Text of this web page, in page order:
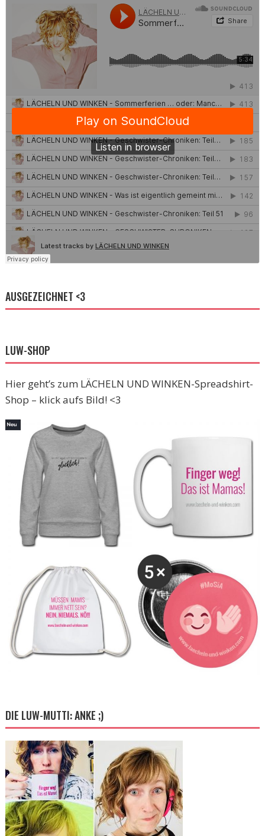
AUSGEZEICHNET <3
LUW-SHOP
Hier geht’s zum LÄCHELN UND WINKEN-Spreadshirt-
Shop – klick aufs Bild! <3
DIE LUW-MUTTI: ANKE ;)